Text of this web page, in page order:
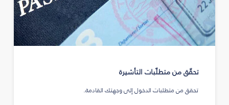
تحقّق من متطلّبات التأشيرة
تحقق من متطلبات الدخول إلى وجهتك القادمة.